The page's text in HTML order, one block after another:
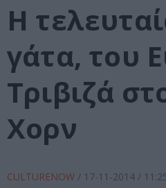
Η
γάτα, του
Τριβιζά
Χορν
CULTURENOW / 17-11-2014 /